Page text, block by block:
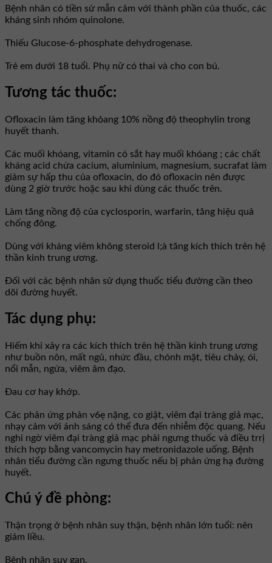
Bệnh nhân có tiền sử mẫn cảm với thành phần của thuốc, các
kháng sinh nhóm quinolone.
Thiếu Glucose-6-phosphate dehydrogenase.
Trẻ em dưới 18 tuổi. Phụ nữ có thai và cho con bú.
Tương tác thuốc:
Ofloxacin làm tăng khỏang 10% nồng độ theophylin trong
huyết thanh.
Các muối khóang, vitamin có sắt hay muối khóang ; các chất
kháng acid chứa cacium, aluminium, magnesium, sucrafat làm
giảm sự hấp thu của ofloxacin, do đó ofloxacin nên được
dùng 2 giờ trước hoặc sau khi dùng các thuốc trên.
Làm tăng nồng độ của cyclosporin, warfarin, tăng hiệu quả
chống đông.
Dùng với kháng viêm không steroid l;à tăng kích thích trên hệ
thần kinh trung ương.
Đối với các bệnh nhân sử dụng thuốc tiểu đường cần theo
dõi đường huyết.
Tác dụng phụ:
Hiếm khi xảy ra các kích thích trên hệ thần kinh trung ương
như buồn nôn, mất ngủ, nhức đầu, chónh mặt, tiêu chảy, ói,
nổi mẫn, ngứa, viêm âm đạo.
Đau cơ hay khớp.
Các phản ứng phản v6ẹ nặng, co giật, viêm đại tràng giả mạc,
nhạy cảm với ánh sáng có thể đưa đến nhiễm độc quang. Nếu
nghi ngờ viêm đại tràng giả mạc phải ngưng thuốc và điều trrị
thích hợp bằng vancomycin hay metronidazole uống. Bệnh
nhân tiểu đường cần ngưng thuốc nếu bị phản ứng hạ đường
huyết.
Chú ý đề phòng:
Thận trọng ở bệnh nhân suy thận, bệnh nhân lớn tuổi: nên
giảm liều.
Bệnh nhân suy gan.